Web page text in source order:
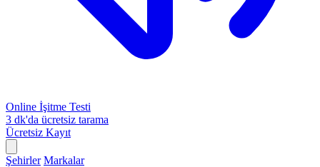
Online İşitme Testi
3 dk'da ücretsiz tarama
Ücretsiz Kayıt
Şehirler Markalar